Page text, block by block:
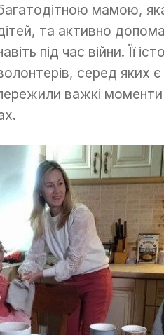
мамою,
та активно
під час війни. Її
серед яких
важкі моменти